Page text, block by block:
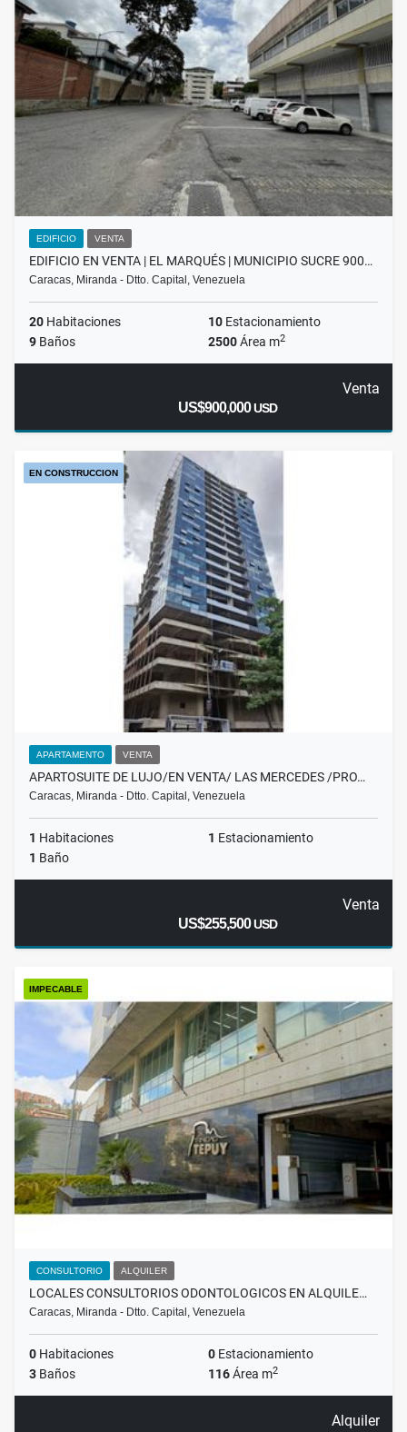
EDIFICIO VENTA
EDIFICIO EN VENTA | EL MARQUÉS | MUNICIPIO SUCRE 900…
Caracas, Miranda - Dtto. Capital, Venezuela
20 Habitaciones 10 Estacionamiento
9 Baños 2500Área m2
Venta
US$900,000USD
EN CONSTRUCCION
APARTAMENTO VENTA
APARTOSUITE DE LUJO/EN VENTA/ LAS MERCEDES /PRO…
Caracas, Miranda - Dtto. Capital, Venezuela
1 Habitaciones 1 Estacionamiento
1 Baño
Venta
US$255,500USD
IMPECABLE
CONSULTORIO ALQUILER
LOCALES CONSULTORIOS ODONTOLOGICOS EN ALQUILE…
Caracas, Miranda - Dtto. Capital, Venezuela
0 Habitaciones 0 Estacionamiento
3 Baños 116Área m2
Alquiler